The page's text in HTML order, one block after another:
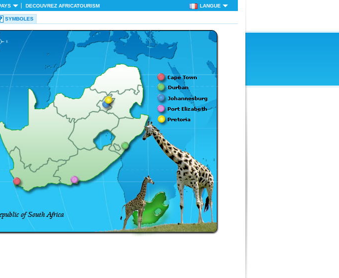
DECOUVREZ AFRICATOURISM LANGUE
SYMBOLES